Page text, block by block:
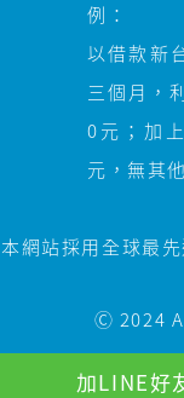
例：
以借款新
三個月，
0元；加
元，無其
本網站採用全球最
Ⓒ 2024
加LINE好